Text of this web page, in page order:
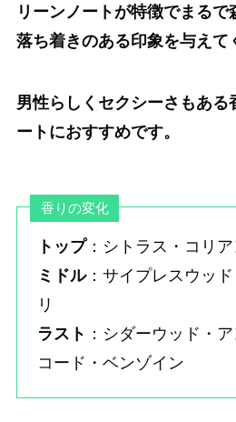
リーンノートが特徴でまる
落ち着きのある印象を与えて
男性らしくセクシーさもある
ートにおすすめです。
香りの変化
トップ：シトラス・コリ
ミドル：サイプレスウッ
リ
ラスト ：シダーウッド・
コード・ベンゾイン